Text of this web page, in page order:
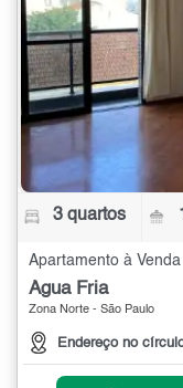
3 quartos
Apartamento à
Água Fria
Zona Norte - São Paulo
Endereço no